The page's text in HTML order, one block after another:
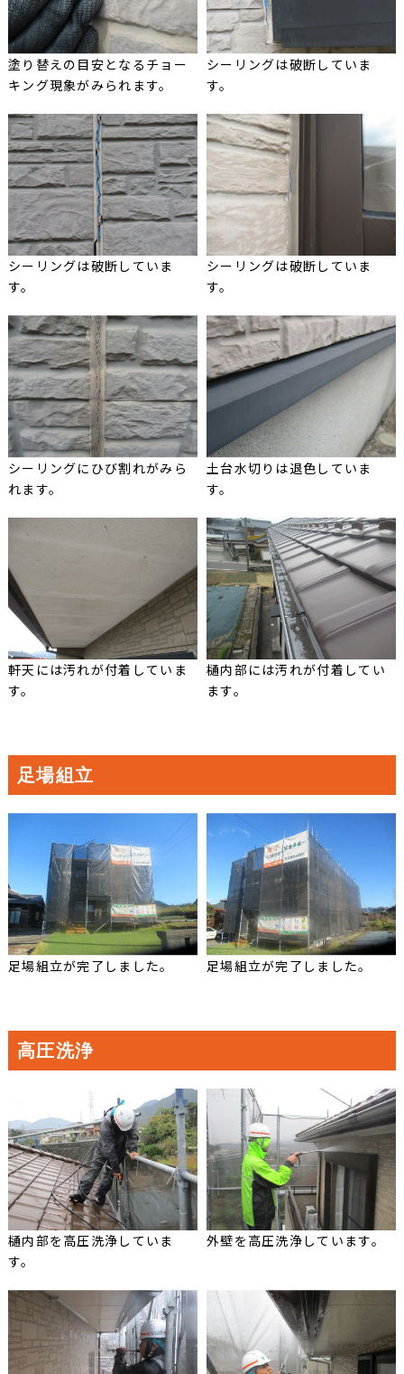
塗り替えの目安となるチョー
キング現象がみられます。
シーリングは破断していま
す。
シーリングは破断していま
す。
シーリングは破断していま
す。
シーリングにひび割れがみら
れます。
土台水切りは退色していま
す。
軒天には汚れが付着していま
す。
樋内部には汚れが付着してい
ます。
足場組立
足場組立が完了しました。 足場組立が完了しました。
高圧洗浄
樋内部を高圧洗浄していま
す。
外壁を高圧洗浄しています。